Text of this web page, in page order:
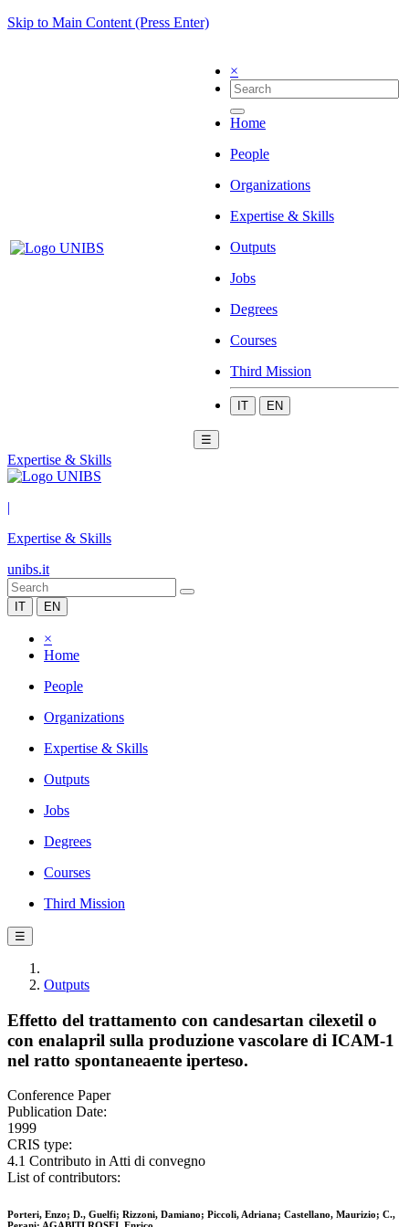
Skip to Main Content (Press Enter)
×
Home
People
Organizations
Expertise & Skills
Outputs
Jobs
Degrees
Courses
Third Mission
IT EN
☰
Expertise & Skills
|
Expertise & Skills
unibs.it
IT EN
×
Home
People
Organizations
Expertise & Skills
Outputs
Jobs
Degrees
Courses
Third Mission
☰
Outputs
Effetto del trattamento con candesartan cilexetil o
con enalapril sulla produzione vascolare di ICAM-1
nel ratto spontaneaente iperteso.
Conference Paper
Publication Date:
1999
CRIS type:
4.1 Contributo in Atti di convegno
List of contributors:
Porteri, Enzo; D., Guelfi; Rizzoni, Damiano; Piccoli, Adriana; Castellano, Maurizio; C.,